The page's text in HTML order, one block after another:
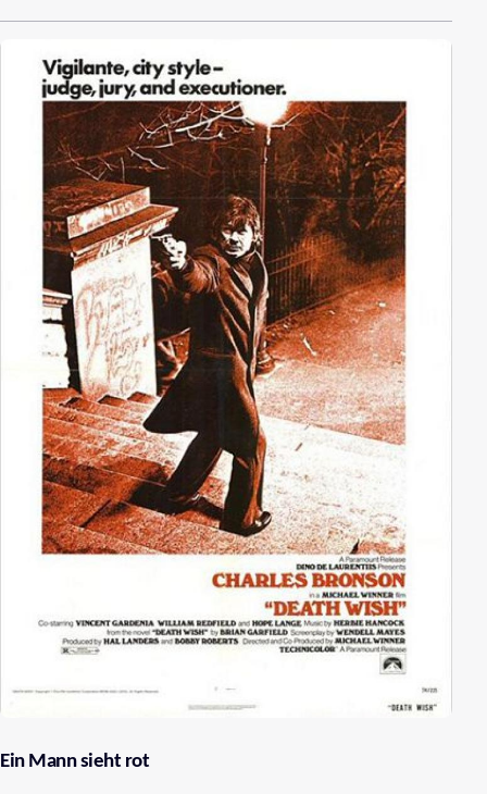
Ein Mann sieht rot